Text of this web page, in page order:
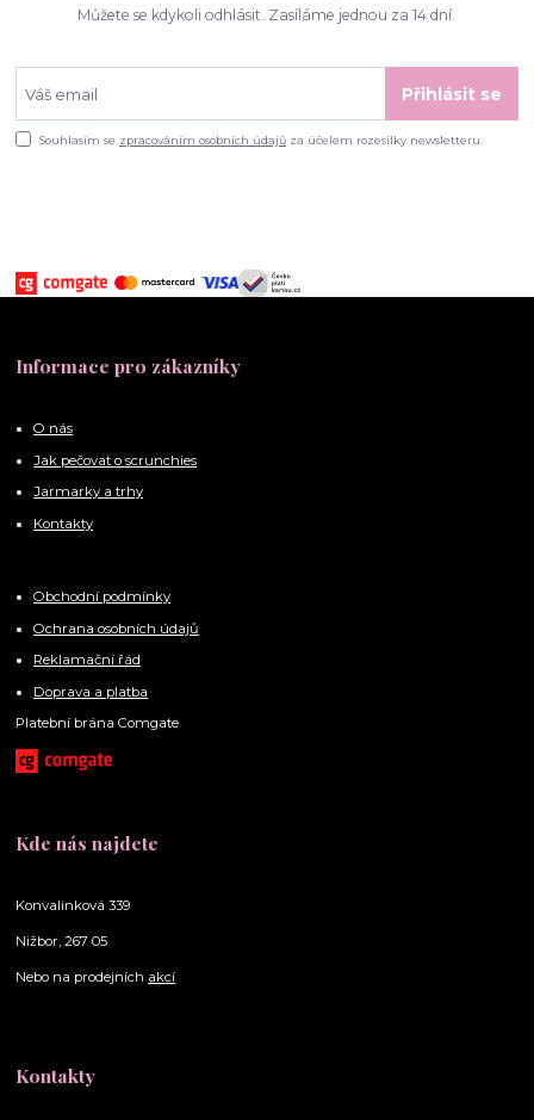
Můžete se kdykoli odhlásit. Zasíláme jednou za 14 dní.
Přihlásit se
Souhlasím se zpracováním osobních údajů za účelem rozesílky newsletteru.
Informace pro zákazníky
O nás
Jak pečovat o scrunchies
Jarmarky a trhy
Kontakty
Obchodní podmínky
Ochrana osobních údajů
Reklamační řád
Doprava a platba
Platební brána Comgate
Kde nás najdete
Konvalinková 339
Nižbor, 267 05
Nebo na prodejních akcí
Kontakty